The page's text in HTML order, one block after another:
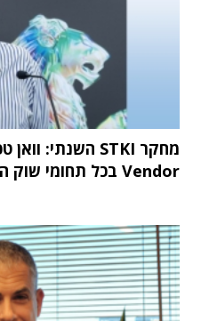
Vendor בכל תחומי שוק ה-IT